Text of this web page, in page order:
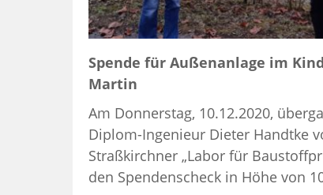
Spende für Außenanlage im
Martin
Am Donnerstag, 10.12.2020,
Diplom-Ingenieur Dieter Handtke
Straßkirchner „Labor für
den Spendenscheck in Höhe von